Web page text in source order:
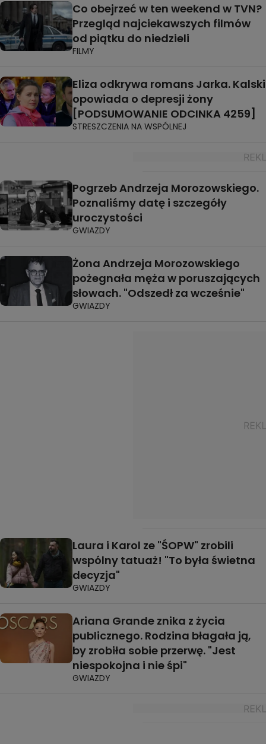
Co obejrzeć w ten weekend w TVN?
Przegląd najciekawszych filmów
od piątku do niedzieli
FILMY
Eliza odkrywa romans Jarka. Kalski
opowiada o depresji żony
[PODSUMOWANIE ODCINKA 4259]
STRESZCZENIA NA WSPÓLNEJ
Pogrzeb Andrzeja Morozowskiego.
Poznaliśmy datę i szczegóły
uroczystości
GWIAZDY
Żona Andrzeja Morozowskiego
pożegnała męża w poruszających
słowach. "Odszedł za wcześnie"
GWIAZDY
Laura i Karol ze "ŚOPW" zrobili
wspólny tatuaż! "To była świetna
decyzja"
GWIAZDY
Ariana Grande znika z życia
publicznego. Rodzina błagała ją,
by zrobiła sobie przerwę. "Jest
niespokojna i nie śpi"
GWIAZDY